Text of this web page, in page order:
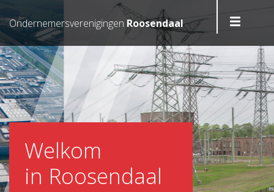
Home Uitloggen Sluiten
SOFR
OVB
OVM
Ondernemersverenigingen Roosendaal
Welkom
in Roosendaal